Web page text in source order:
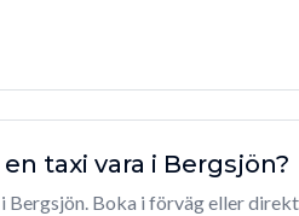
taxi vara i Bergsjön?
Boka i förväg eller direkt